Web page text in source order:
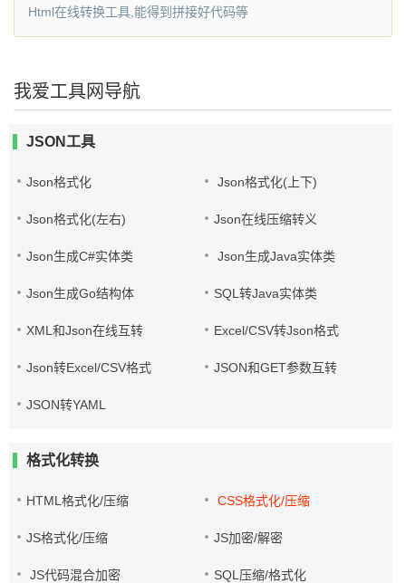
Html在线转换工具,能得到拼接好代码等
我爱工具网导航
JSON工具
Json格式化 Json格式化(上下)
Json格式化(左右) Json在线压缩转义
Json生成C#实体类 Json生成Java实体类
Json生成Go结构体 SQL转Java实体类
XML和Json在线互转 Excel/CSV转Json格式
Json转Excel/CSV格式 JSON和GET参数互转
JSON转YAML
格式化转换
HTML格式化/压缩 CSS格式化/压缩
JS格式化/压缩 JS加密/解密
JS代码混合加密 SQL压缩/格式化